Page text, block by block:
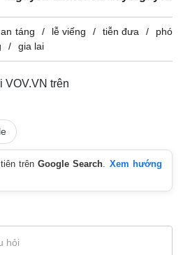
an táng lễ viếng tiễn đưa
phó
gia lai
VOV.VN trên
tiên trênGoogle Search
Xem hướng